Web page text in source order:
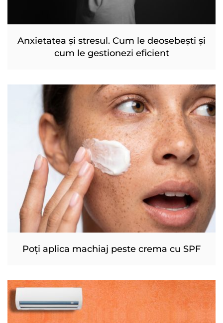
Anxietatea și stresul. Cum le deosebești și
cum le gestionezi eficient
Poți aplica machiaj peste crema cu SPF